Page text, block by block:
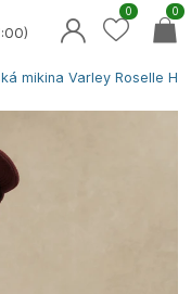
mikina Varley Roselle
0
0